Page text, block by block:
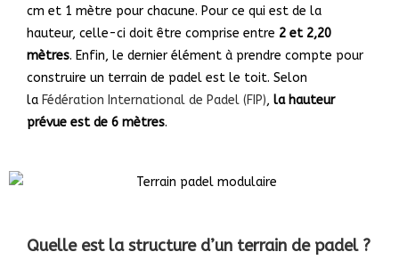
cm et 1 mètre pour chacune. Pour ce qui est de la
hauteur, celle-ci doit être comprise entre 2 et 2,20
mètres. Enfin, le dernier élément à prendre compte pour
construire un terrain de padel est le toit. Selon
la Fédération International de Padel (FIP), la hauteur
prévue est de 6 mètres.
Quelle est la structure d’un terrain de padel ?